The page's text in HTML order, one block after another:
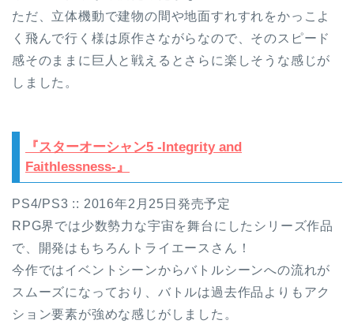
ただ、立体機動で建物の間や地面すれすれをかっこよ
く飛んで行く様は原作さながらなので、そのスピード
感そのままに巨人と戦えるとさらに楽しそうな感じが
しました。
『スターオーシャン5 -Integrity and
Faithlessness-』
PS4/PS3 :: 2016年2月25日発売予定
RPG界では少数勢力な宇宙を舞台にしたシリーズ作品
で、開発はもちろんトライエースさん！
今作ではイベントシーンからバトルシーンへの流れが
スムーズになっており、バトルは過去作品よりもアク
ション要素が強めな感じがしました。